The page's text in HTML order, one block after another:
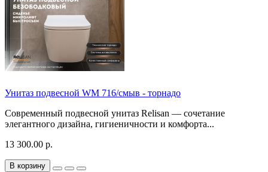
Унитаз подвесной WM 716/смыв - торнадо
Современный подвесной унитаз Relisan — сочетание
элегантного дизайна, гигиеничности и комфорта...
13 300.00 р.
В корзину